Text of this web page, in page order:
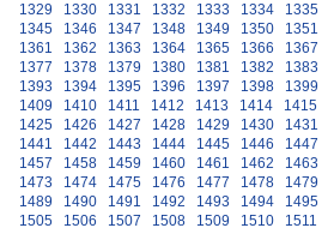
1329
1330 1331 1332 1333 1334 1335
1345
1346 1347 1348 1349 1350 1351
1361
1362 1363 1364 1365 1366 1367
1377
1378 1379 1380 1381 1382 1383
1393
1394 1395 1396 1397 1398 1399
1409
1410 1411 1412 1413 1414 1415
1425
1426 1427 1428 1429 1430 1431
1441
1442 1443 1444 1445 1446 1447
1457
1458 1459 1460 1461 1462 1463
1473
1474 1475 1476 1477 1478 1479
1489
1490 1491 1492 1493 1494 1495
1505
1506 1507 1508 1509 1510 1511